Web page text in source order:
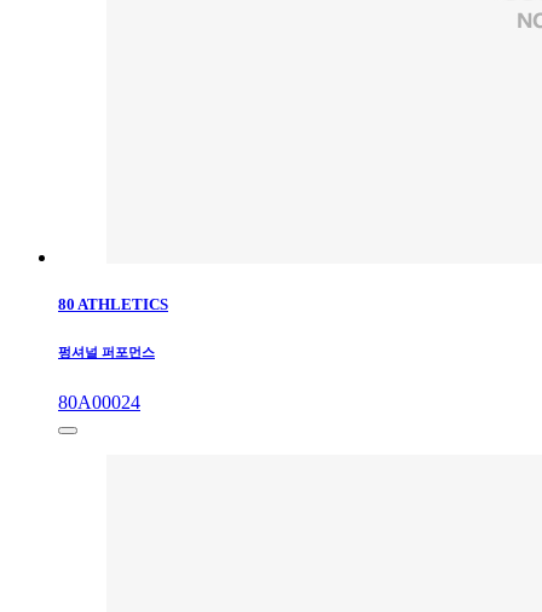
80 ATHLETICS
펑셔널 퍼포먼스
80A00024